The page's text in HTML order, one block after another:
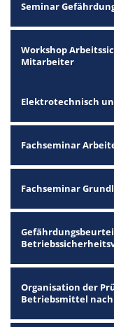
Seminar
Workshop
Mitarbeiter
Elektrotechnisch
Fachseminar
Fachseminar
Organisation der
Betriebsmittel nach